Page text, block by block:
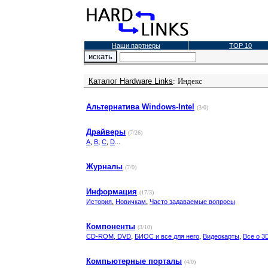
Наши партнеры TOP 10
Каталог Hardware Links: Индекс
Альтернатива Windows-Intel (3/0)
Драйверы (7/26)
A, B, C, D...
Журналы (7/0)
Информация (17/3)
История, Новичкам, Часто задаваемые вопросы
Компоненты (3/10)
CD-ROM, DVD, БИОС и все для него, Видеокарты, Все о
Компьютерные порталы (4/0)